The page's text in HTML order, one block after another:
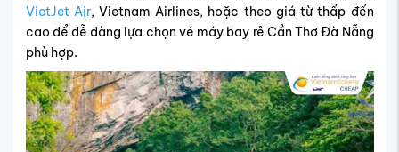
VietJet Air, Vietnam Airlines, hoặc theo giá từ thấp đến
cao để dễ dàng lựa chọn vé máy bay rẻ Cần Thơ Đà Nẵng
phù hợp.